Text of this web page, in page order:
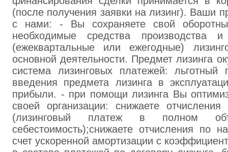
(после получения заявки на лизинг). Ваши
с нами: - Вы сохраняете свой
необходимые средства производства
(ежеквартальные или ежегодные)
основной деятельности. Предмет лизинга
система лизинговых платежей:
введения предмета лизинга в
прибыли. - при помощи лизинга Вы
своей организации: снижаете
(лизинговый платеж в полном
себестоимость);снижаете отчисления по
счет ускоренной амортизации с